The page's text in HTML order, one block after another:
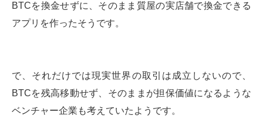
BTCを換金せずに、そのまま質屋の実店舗で換金できる
アプリを作ったそうです。
で、それだけでは現実世界の取引は成立しないので、
BTCを残高移動せず、そのままが担保価値になるような
ベンチャー企業も考えていたようです。